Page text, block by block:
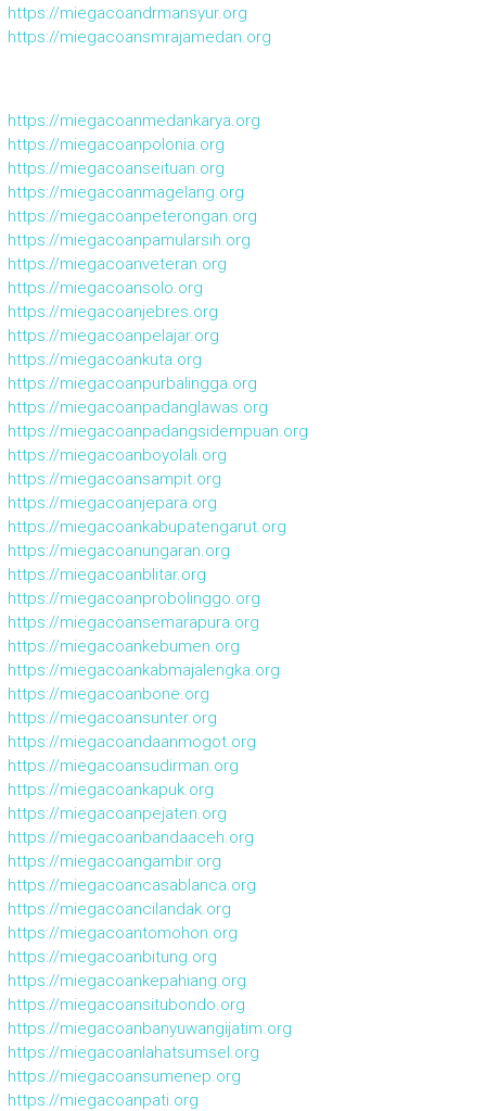
https://miegacoandrmansyur.org
https://miegacoansmrajamedan.org
https://miegacoanmedankarya.org
https://miegacoanpolonia.org
https://miegacoanseituan.org
https://miegacoanmagelang.org
https://miegacoanpeterongan.org
https://miegacoanpamularsih.org
https://miegacoanveteran.org
https://miegacoansolo.org
https://miegacoanjebres.org
https://miegacoanpelajar.org
https://miegacoankuta.org
https://miegacoanpurbalingga.org
https://miegacoanpadanglawas.org
https://miegacoanpadangsidempuan.org
https://miegacoanboyolali.org
https://miegacoansampit.org
https://miegacoanjepara.org
https://miegacoankabupatengarut.org
https://miegacoanungaran.org
https://miegacoanblitar.org
https://miegacoanprobolinggo.org
https://miegacoansemarapura.org
https://miegacoankebumen.org
https://miegacoankabmajalengka.org
https://miegacoanbone.org
https://miegacoansunter.org
https://miegacoandaanmogot.org
https://miegacoansudirman.org
https://miegacoankapuk.org
https://miegacoanpejaten.org
https://miegacoanbandaaceh.org
https://miegacoangambir.org
https://miegacoancasablanca.org
https://miegacoancilandak.org
https://miegacoantomohon.org
https://miegacoanbitung.org
https://miegacoankepahiang.org
https://miegacoansitubondo.org
https://miegacoanbanyuwangijatim.org
https://miegacoanlahatsumsel.org
https://miegacoansumenep.org
https://miegacoanpati.org